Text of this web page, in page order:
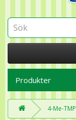
Produkter
4-Me-TMP